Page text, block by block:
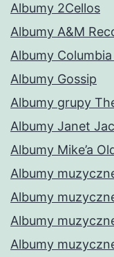
Albumy 2Cellos
Albumy A&M
Albumy
Albumy Gossip
Albumy grupy
Albumy Janet
Albumy Mike’a
Albumy
Albumy
Albumy
Albumy